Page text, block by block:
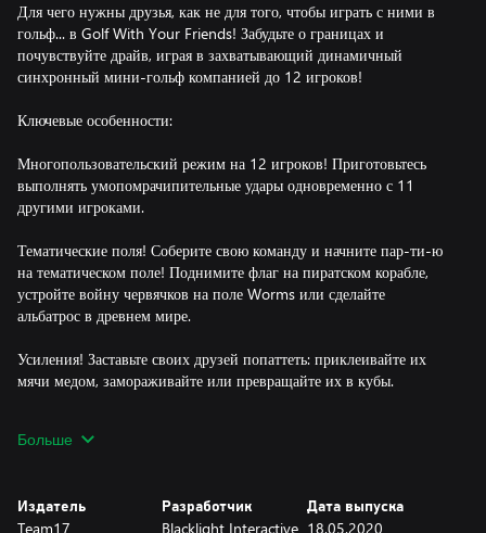
Для чего нужны друзья, как не для того, чтобы играть с ними в
гольф... в Golf With Your Friends! Забудьте о границах и
почувствуйте драйв, играя в захватывающий динамичный
синхронный мини-гольф компанией до 12 игроков!
Ключевые особенности:
Многопользовательский режим на 12 игроков! Приготовьтесь
выполнять умопомрачипительные удары одновременно с 11
другими игроками.
Тематические поля! Соберите свою команду и начните пар-ти-ю
на тематическом поле! Поднимите флаг на пиратском корабле,
устройте войну червячков на поле Worms или сделайте
альбатрос в древнем мире.
Усиления! Заставьте своих друзей попаттеть: приклеивайте их
мячи медом, замораживайте или превращайте их в кубы.
забивайте пары в кольца или замените лунки на хоккейные
Персонализация! Устройте показ мод на фервее с помощью
Больше
Издатель
Team17
Разработчик
Blacklight Interactive
Дата выпуска
18.05.2020